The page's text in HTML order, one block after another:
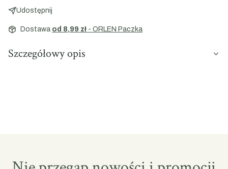
Udostępnij
Dostawa od 8,99 zł - ORLEN Paczka
Szczegółowy opis